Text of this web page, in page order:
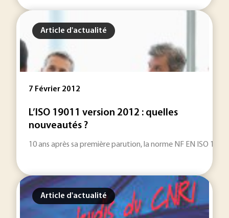
Article d'actualité
7 Février 2012
L’ISO 19011 version 2012 : quelles
nouveautés ?
10 ans après sa première parution, la norme NF EN ISO
Article d'actualité